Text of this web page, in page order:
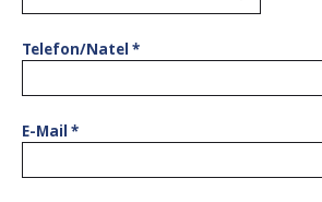
Telefon/Natel *
E-Mail *